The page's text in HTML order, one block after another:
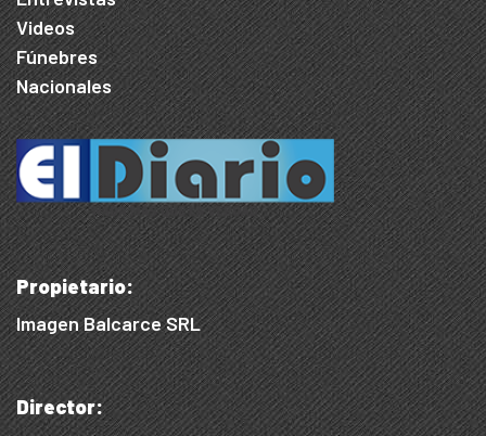
Videos
Fúnebres
Nacionales
Propietario:
Imagen Balcarce SRL
Director: